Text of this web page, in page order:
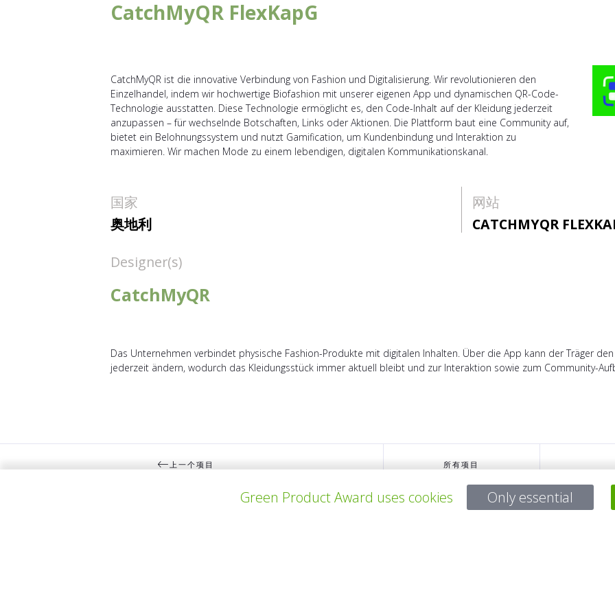
CatchMyQR FlexKapG
CatchMyQR ist die innovative Verbindung von Fashion und Digitalisierung. Wir revolutionieren den
Einzelhandel, indem wir hochwertige Biofashion mit unserer eigenen App und dynamischen QR-Code-
Technologie ausstatten. Diese Technologie ermöglicht es, den Code-Inhalt auf der Kleidung jederzeit
anzupassen – für wechselnde Botschaften, Links oder Aktionen. Die Plattform baut eine Community auf,
bietet ein Belohnungssystem und nutzt Gamification, um Kundenbindung und Interaktion zu
maximieren. Wir machen Mode zu einem lebendigen, digitalen Kommunikationskanal.
国家
奥地利
网站
CATCHMYQR
Designer(s)
CatchMyQR
Das Unternehmen verbindet physische Fashion-Produkte mit digitalen Inhalten. Über die App kann der Träger
jederzeit ändern, wodurch das Kleidungsstück immer aktuell bleibt und zur Interaktion sowie zum Community-
上一个项目 所有项目
Green Product Award uses cookies Only essential